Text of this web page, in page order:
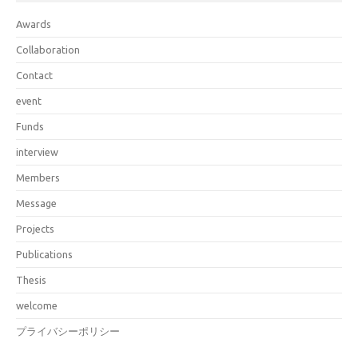
Awards
Collaboration
Contact
event
Funds
interview
Members
Message
Projects
Publications
Thesis
welcome
プライバシーポリシー